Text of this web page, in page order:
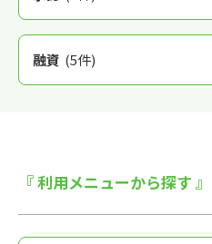
融資 (5件)
『 利用メニューから探す